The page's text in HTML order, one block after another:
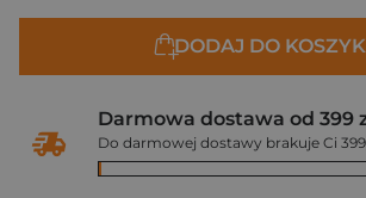
DODAJ DO
Darmowa dostawa od 399
Do darmowej dostawy brakuje Ci